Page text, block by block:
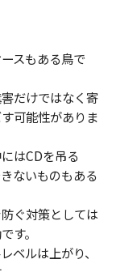
スもある鳥で
だけではなく寄
可能性がありま
はCDを吊る
ないものもある
ぐ対策としては
す。
ベルは上がり、